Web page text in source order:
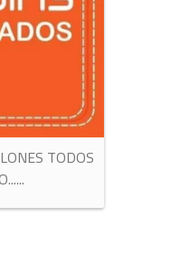
TODOS